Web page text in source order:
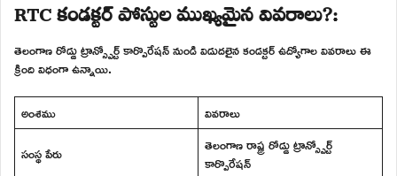
RTC కండక్టర్ పోస్టుల ముఖ్యమైన వివరాలు?:
తెలంగాణ రోడ్డు ట్రాన్స్పోర్ట్ కార్పొరేషన్ నుండి విడుదలైన కండక్టర్ ఉద్యోగాల వివరాలు ఈ
క్రింది విధంగా ఉన్నాయి.
అంశము
వివరాలు
సంస్థ పేరు
తెలంగాణ రాష్ట్ర రోడ్డు ట్రాన్స్పోర్ట్
కార్పొరేషన్